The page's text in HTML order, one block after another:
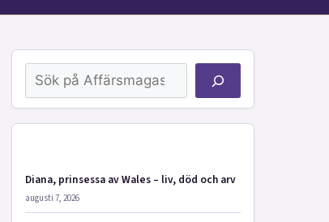
Sök
Diana, prinsessa av Wales – liv, död och arv
augusti 7, 2026